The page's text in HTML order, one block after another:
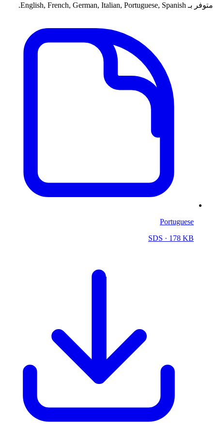
متوفر بـ English, French, German, Italian, Portuguese, Spanish.
Portuguese
SDS · 178 KB